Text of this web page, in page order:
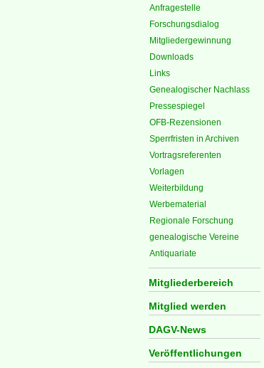
Anfragestelle
Forschungsdialog
Mitgliedergewinnung
Downloads
Links
Genealogischer Nachlass
Pressespiegel
OFB-Rezensionen
Sperrfristen in Archiven
Vortragsreferenten
Vorlagen
Weiterbildung
Werbematerial
Regionale Forschung
genealogische Vereine
Antiquariate
Mitgliederbereich
Mitglied werden
DAGV-News
Veröffentlichungen